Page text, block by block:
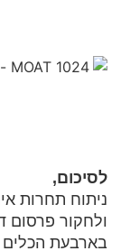
לסיכום,
ניתוח תחרות
בארבעת הכלים